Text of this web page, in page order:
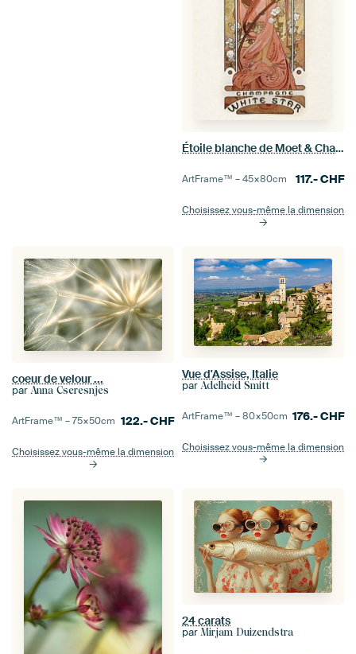
Étoile blanche de Moet & Chandon, Alphonse Mucha
ArtFrame™ –45×80cm 117.-CHF
Choisissez vous-même la dimension
coeur de velour ...
par Anna Cseresnjes
ArtFrame™ –75×50cm 122.-CHF
Choisissez vous-même la dimension
Vue d'Assise, Italie
par Adelheid Smitt
ArtFrame™ –80×50cm 176.-CHF
Choisissez vous-même la dimension
24 carats
par Mirjam Duizendstra